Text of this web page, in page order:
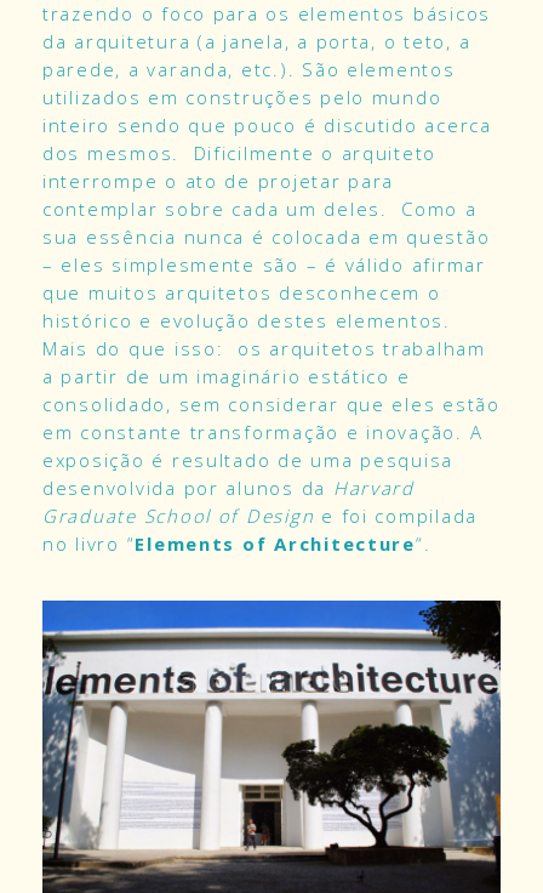
trazendo o foco para os elementos básicos
da arquitetura (a janela, a porta, o teto, a
parede, a varanda, etc.). São elementos
utilizados em construções pelo mundo
inteiro sendo que pouco é discutido acerca
dos mesmos. Dificilmente o arquiteto
interrompe o ato de projetar para
contemplar sobre cada um deles. Como a
sua essência nunca é colocada em questão
– eles simplesmente são – é válido afirmar
que muitos arquitetos desconhecem o
histórico e evolução destes elementos.
Mais do que isso: os arquitetos trabalham
a partir de um imaginário estático e
consolidado, sem considerar que eles estão
em constante transformação e inovação. A
exposição é resultado de uma pesquisa
desenvolvida por alunos da Harvard
Graduate School of Design e foi compilada
no livro “Elements of Architecture“.